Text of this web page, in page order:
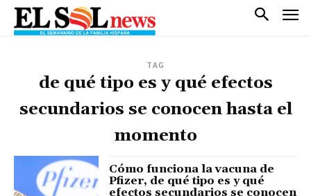
TAG
de qué tipo es y qué efectos
secundarios se conocen hasta el
momento
Cómo funciona la vacuna de
Pfizer, de qué tipo es y qué
efectos secundarios se conocen